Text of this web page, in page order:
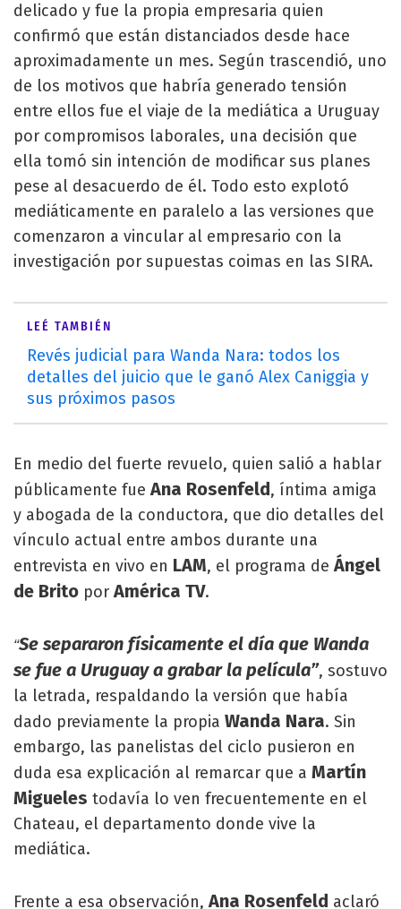
delicado y fue la propia empresaria quien
confirmó que están distanciados desde hace
aproximadamente un mes. Según trascendió, uno
de los motivos que habría generado tensión
entre ellos fue el viaje de la mediática a Uruguay
por compromisos laborales, una decisión que
ella tomó sin intención de modificar sus planes
pese al desacuerdo de él. Todo esto explotó
mediáticamente en paralelo a las versiones que
comenzaron a vincular al empresario con la
investigación por supuestas coimas en las SIRA.
LEÉ TAMBIÉN
Revés judicial para Wanda Nara: todos los
detalles del juicio que le ganó Alex Caniggia y
sus próximos pasos
En medio del fuerte revuelo, quien salió a hablar
públicamente fueAna Rosenfeld, íntima amiga
y abogada de la conductora, que dio detalles del
vínculo actual entre ambos durante una
entrevista en vivo en LAM, el programa deÁngel
de Brito porAmérica TV.
“Se separaron físicamente el día que Wanda
se fue a Uruguay a grabar la película”, sostuvo
la letrada, respaldando la versión que había
dado previamente la propia Wanda Nara. Sin
embargo, las panelistas del ciclo pusieron en
duda esa explicación al remarcar que a Martín
Migueles todavía lo ven frecuentemente en el
Chateau, el departamento donde vive la
mediática.
Frente a esa observación,Ana Rosenfeld aclaró